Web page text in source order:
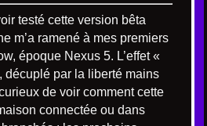
testé cette version bêta
m’a ramené à mes premiers
époque Nexus 5. L’effet «
décuplé par la liberté mains
de voir comment cette
connectée ou dans